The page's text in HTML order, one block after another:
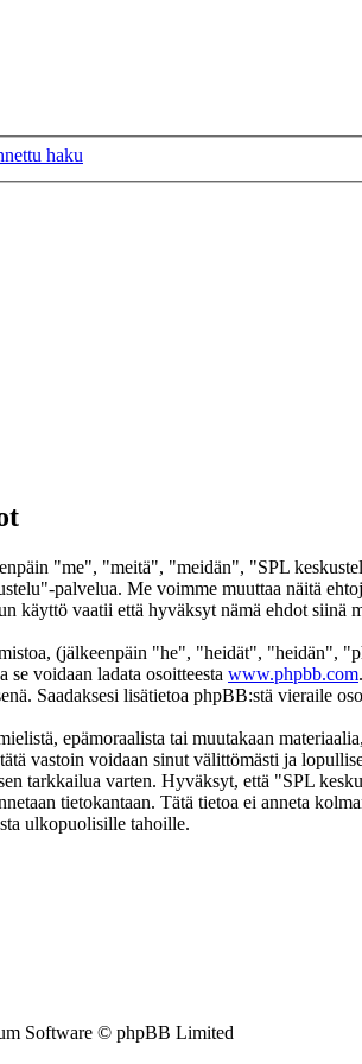
haku
"me", "meitä", "meidän", "SPL
palvelua. Me voimme muuttaa näitä
käyttö vaatii että hyväksyt nämä ehdot siinä
(jälkeenpäin "he", "heidät",
voidaan ladata osoitteesta www.phpbb.com
Saadaksesi lisätietoa phpBB:stä vieraile
epämoraalista tai muutakaan
vastoin voidaan sinut välittömästi ja
tarkkailua varten. Hyväksyt, että "SPL
tietokantaan. Tätä tietoa ei anneta
ulkopuolisille tahoille.
Software © phpBB Limited